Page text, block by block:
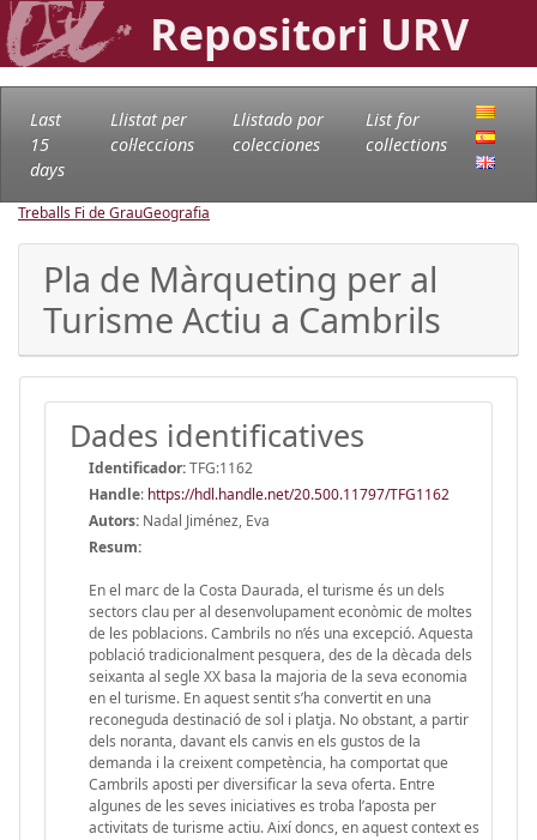
Repositori URV
Last
15
days
Llistat per
col·leccions
Llistado por
colecciones
List for
collections
Treballs Fi de GrauGeografia
Pla de Màrqueting per al
Turisme Actiu a Cambrils
Dades identificatives
Identificador:TFG:1162
Handle: https://hdl.handle.net/20.500.11797/TFG1162
Autors: Nadal Jiménez, Eva
Resum:
En el marc de la Costa Daurada, el turisme és un dels
sectors clau per al desenvolupament econòmic de moltes
de les poblacions. Cambrils no n’és una excepció. Aquesta
població tradicionalment pesquera, des de la dècada dels
seixanta al segle XX basa la majoria de la seva economia
en el turisme. En aquest sentit s’ha convertit en una
reconeguda destinació de sol i platja. No obstant, a partir
dels noranta, davant els canvis en els gustos de la
demanda i la creixent competència, ha comportat que
Cambrils aposti per diversificar la seva oferta. Entre
algunes de les seves iniciatives es troba l’aposta per
activitats de turisme actiu. Així doncs, en aquest context es